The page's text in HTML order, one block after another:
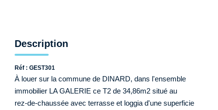
Description
Réf : GEST301
À louer sur la commune de DINARD, dans l'ensemble
immobilier LA GALERIE ce T2 de 34,86m2 situé au
rez-de-chaussée avec terrasse et loggia d'une superficie